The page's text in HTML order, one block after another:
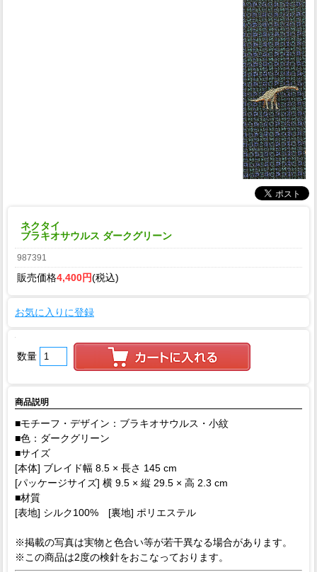
ネクタイ
ブラキオサウルス ダークグリーン
987391
販売価格4,400円(税込)
お気に入りに登録
数量
商品説明
■モチーフ・デザイン：ブラキオサウルス・小紋
■色：ダークグリーン
■サイズ
[本体] ブレイド幅 8.5 × 長さ 145 cm
[パッケージサイズ] 横 9.5 × 縦 29.5 × 高 2.3 cm
■材質
[表地] シルク100% [裏地] ポリエステル
※掲載の写真は実物と色合い等が若干異なる場合があります。
※この商品は2度の検針をおこなっております。